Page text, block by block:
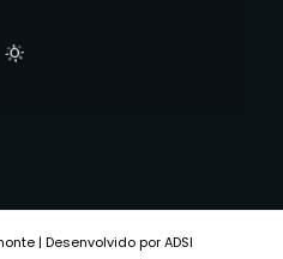
| Desenvolvido por ADSI